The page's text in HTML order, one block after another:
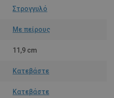
Στρογγυλό
Με πείρους
11,9 cm
Κατεβάστε
Κατεβάστε